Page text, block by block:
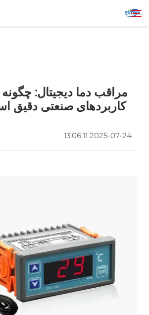
محصولات
مراقب دما دیجیتال:
کاربردهای صنعتی دقیق
2025-07-24 13:06:11